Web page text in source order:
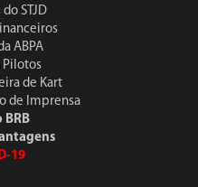
STJD
ABPA
Pilotos
de Kart
de Imprensa
BRB
19